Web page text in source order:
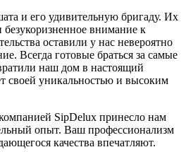
и его удивительную бригаду. Их
внимание к
оставили у нас невероятно
Всегда готовые браться за самые
наш дом в настоящий
своей уникальностью и высоким
SipDelux принесло нам
опыт. Ваш профессионализм
качества впечатляют.